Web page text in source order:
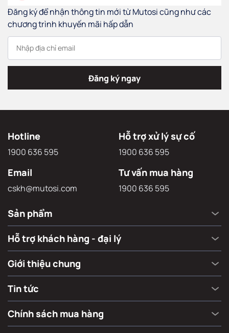
Đăng ký để nhận thông tin mới từ Mutosi cũng như các
chương trình khuyến mãi hấp dẫn
Đăng ký ngay
Hotline
1900 636 595
Hỗ trợ xử lý sự cố
1900 636 595
Email
cskh@mutosi.com
Tư vấn mua hàng
1900 636 595
Sản phẩm
Hỗ trợ khách hàng - đại lý
Giới thiệu chung
Tin tức
Chính sách mua hàng